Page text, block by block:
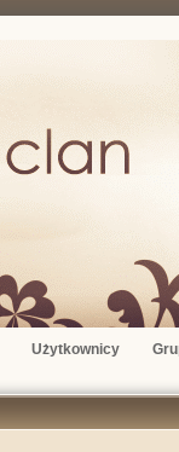
Użytkownicy